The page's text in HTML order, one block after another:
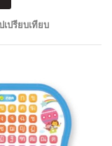
เปรียบเทียบ